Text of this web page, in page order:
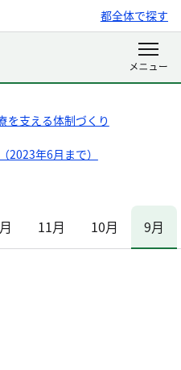
都全体で探す
を支える体制づくり
2023年6月まで）
11月 10月 9月